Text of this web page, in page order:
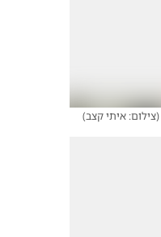
(צילום: איתי קצב)